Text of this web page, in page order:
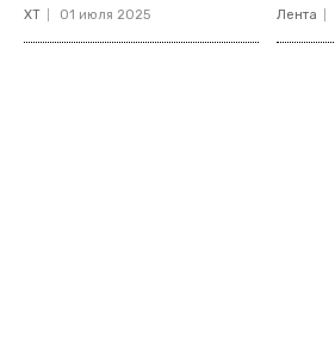
ХТ 01 июля 2025 Лента